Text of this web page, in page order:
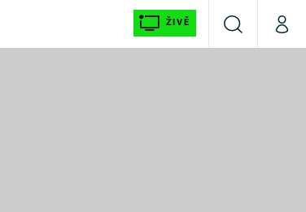
ŽIVĚ
VyhledáváníMůj